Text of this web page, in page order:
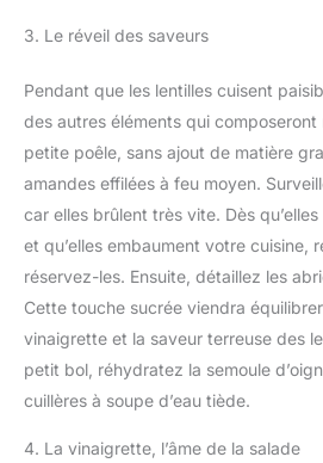
3. Le réveil des saveurs
Pendant que les lentilles cuisent
des autres éléments qui composeront
petite poêle, sans ajout de matière
amandes effilées à feu moyen.
car elles brûlent très vite. Dès
et qu’elles embaument votre cuisine,
réservez-les. Ensuite, détaillez les
Cette touche sucrée viendra
vinaigrette et la saveur terreuse des
petit bol, réhydratez la semoule
cuillères à soupe d’eau tiède.
4. La vinaigrette, l’âme de la salade